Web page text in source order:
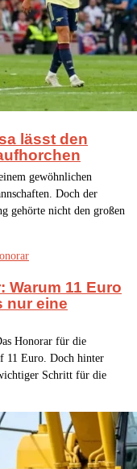
lässt den
gewöhnlichen
Doch der
gehörte nicht den großen
Warum 11 Euro
nur eine
Honorar für die
11 Euro. Doch hinter
Schritt für die